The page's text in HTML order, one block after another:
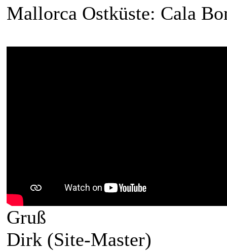
Mallorca Ostküste: Cala
Gruß
Dirk (Site-Master)